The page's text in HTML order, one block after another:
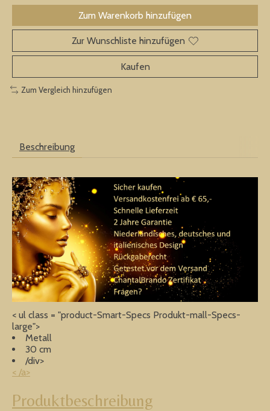
Zum Warenkorb hinzufügen
Zur Wunschliste hinzufügen
Kaufen
Zum Vergleich hinzufügen
Beschreibung
< ul class = "product-Smart-Specs Produkt-mall-Specs-
large">
Metall
30 cm
/div>
< /a>
Produktbeschreibung